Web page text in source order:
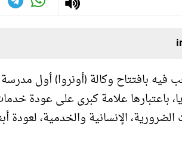
فيه بافتتاح وكالة (أونروا) أول
باعتبارها علامة كبرى على عودة
الإنسانية والخدمية، لعودة